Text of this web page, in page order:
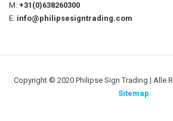
M: +31(0)638260300
E: info@philipsesigntrading.com
Copyright © 2020 Philipse Sign Trading | Alle
Sitemap